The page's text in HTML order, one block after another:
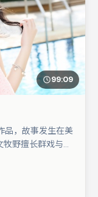
99:09
品，故事发生在美
野擅长群戏与空
细节塑造推动谜
入片单。